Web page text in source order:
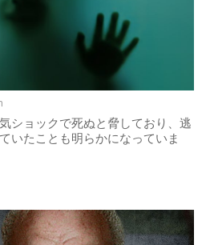
ショックで死ぬと脅しており、逃
いたことも明らかになっていま